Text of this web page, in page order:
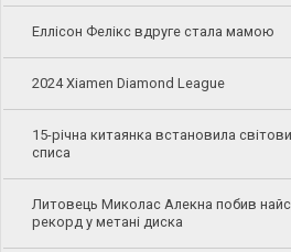
Еллісон Фелікс вдруге стала мамою
2024 Xiamen Diamond League
15-річна китаянка встановила
списа
Литовець Миколас Алекна побив
рекорд у метані диска